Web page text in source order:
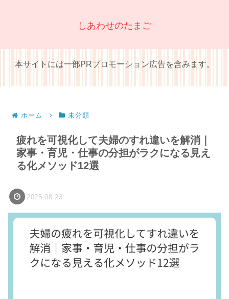
しあわせのたまご
本サイトには一部PRプロモーション広告を含みます。
ホーム 未分類
疲れを可視化して夫婦のすれ違いを解消｜
家事・育児・仕事の分担がラクになる見え
る化メソッド12選
2025.08.23